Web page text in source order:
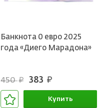
Банкнота 0 евро 2025
года «Диего Марадона»
450руб. 383 руб.
Купить